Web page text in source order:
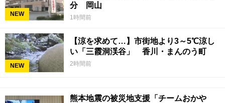
NEW
分 岡山
1時間前
NEW
【涼を求めて…】市街地より3～5℃涼し
い「三霞洞渓谷」 香川・まんのう町
2時間前
熊本地震の被災地支援「チームおかや